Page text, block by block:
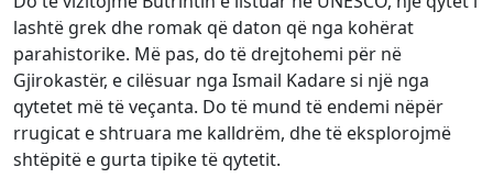
lashtë grek dhe romak që daton që nga kohërat
parahistorike. Më pas, do të drejtohemi për në
Gjirokastër, e cilësuar nga Ismail Kadare si një nga
qytetet më të veçanta. Do të mund të endemi nëpër
rrugicat e shtruara me kalldrëm, dhe të eksplorojmë
shtëpitë e gurta tipike të qytetit.